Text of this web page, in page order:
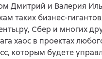
Дмитрий и Валерия
таких бизнес-
Сбер и многих
хаос в проектах
которым будете